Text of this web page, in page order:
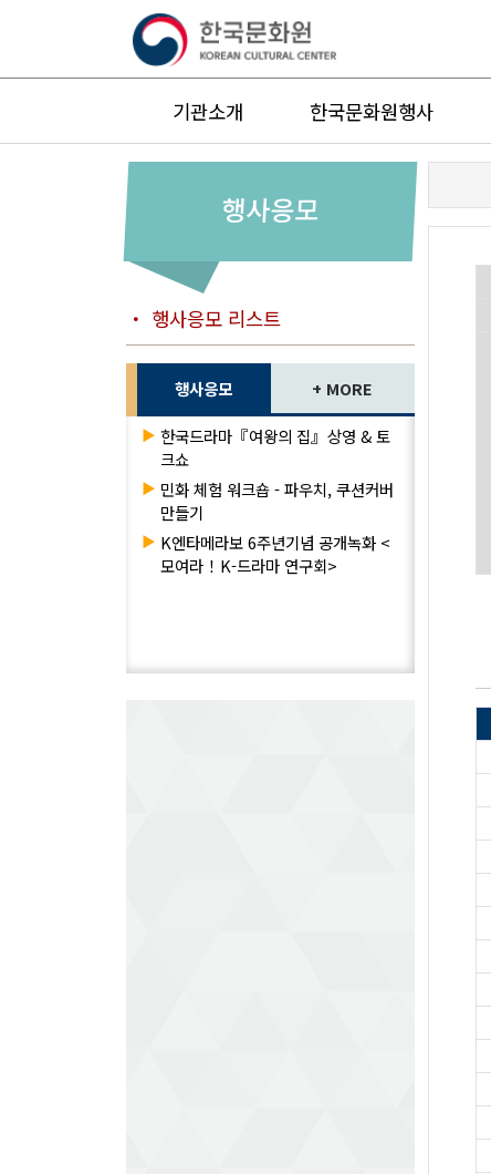
기관소개 한국문화원행사
행사응모
・ 행사응모 리스트
행사응모 + MORE
▶ 한국드라마『여왕의 집』상영 & 토
크쇼
▶ 민화 체험 워크숍 - 파우치, 쿠션커버
만들기
▶ K엔타메라보 6주년기념 공개녹화 <
모여라！K-드라마 연구회>